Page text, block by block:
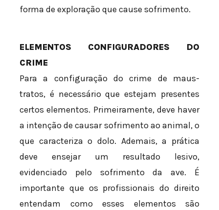
forma de exploração que cause sofrimento.
ELEMENTOS CONFIGURADORES DO
CRIME
Para a configuração do crime de maus-
tratos, é necessário que estejam presentes
certos elementos. Primeiramente, deve haver
a intenção de causar sofrimento ao animal, o
que caracteriza o dolo. Ademais, a prática
deve ensejar um resultado lesivo,
evidenciado pelo sofrimento da ave. É
importante que os profissionais do direito
entendam como esses elementos são